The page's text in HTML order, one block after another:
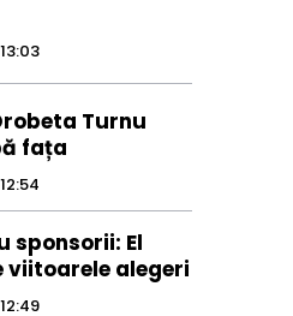
Turnu
fața
sponsorii: El
viitoarele alegeri